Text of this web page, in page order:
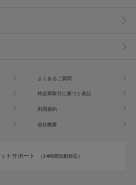
よくあるご質問
特定商取引に基づく表記
利用規約
会社概要
トサポート （24時間自動対応）